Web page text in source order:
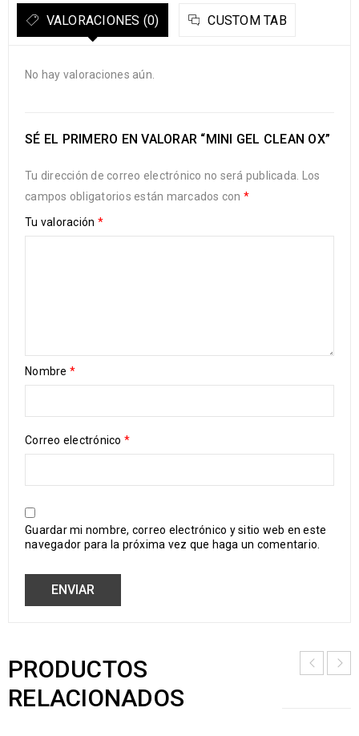
VALORACIONES (0) CUSTOM TAB
No hay valoraciones aún.
SÉ EL PRIMERO EN VALORAR “MINI GEL CLEAN OX”
Tu dirección de correo electrónico no será publicada.
Los
campos obligatorios están marcados con *
Tu valoración *
Nombre *
Correo electrónico *
Guardar mi nombre, correo electrónico y sitio web en este
navegador para la próxima vez que haga un comentario.
PRODUCTOS
RELACIONADOS